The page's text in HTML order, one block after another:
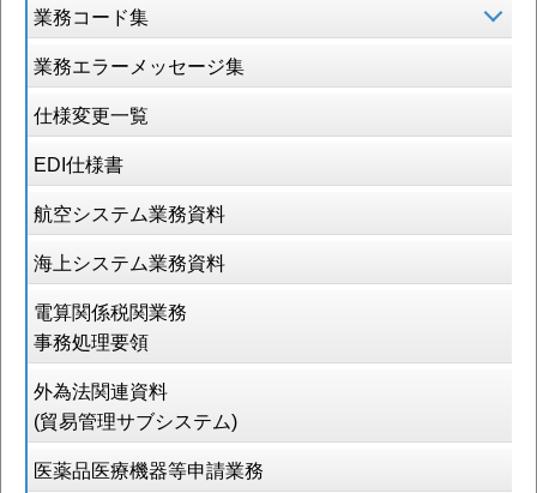
業務コード集
業務エラーメッセージ集
仕様変更一覧
EDI仕様書
航空システム業務資料
海上システム業務資料
電算関係税関業務
事務処理要領
外為法関連資料
(貿易管理サブシステム)
医薬品医療機器等申請業務